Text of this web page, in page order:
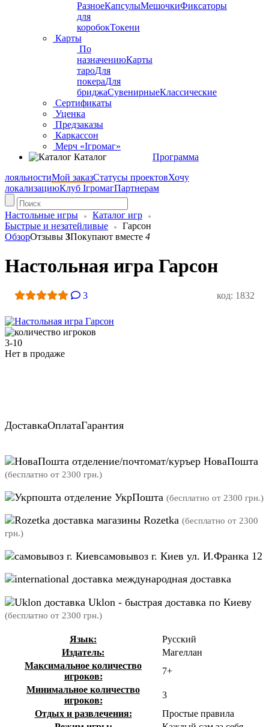
РазноеКапсулыМешочкиФиксаторы
для
коробокТокени
Карты
По
назначениюКарты
тароДля
покераДля
бриджаСувенирныеКлассические
Сертификаты
Уценка
Предзаказы
Каркассон
Мерч «Ігромаг»
Каталог
Программа
лояльностиМой заказСтатусы проектовХочу
локализациюКлуб ІгромагПартнерам
Настольные игры
Каталог игр
Быстрые и незатейливые
Гарсон
ОбзорОтзывы 3Покупают вместе 4
Настольная игра Гарсон
3 код: 1832
3-10
Нет в продаже
ДоставкаОплатаГарантия
отделение/почтомат/куръер НоваПошта
(бесплатно от 2300 грн.)
отделение УкрПошта (бесплатно от 2300 грн.)
магазины Rozetka (бесплатно от 2300
грн.)
самовывоз г. Киев ул. И.Франка 12
международная доставка
Uklon - быстрая доставка по Киеву
(бесплатно от 2300 грн.)
Язык:
Русский
Издатель:
Магеллан
Максимальное количество
игроков:
7+
Минимальное количество
игроков:
3
Отдых и развлечения:
Простые правила